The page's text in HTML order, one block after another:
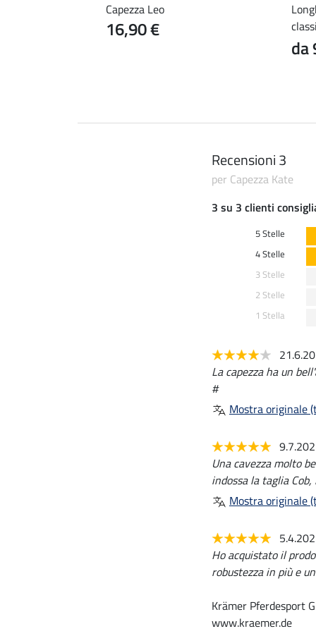
Capezza Leo
16,90 €
da
Recensioni 3
per Capezza Kate
3 su 3 clienti
5 Stelle
4 Stelle
3 Stelle
2 Stelle
1 Stella
La capezza ha un
#
Mostra originale
Una cavezza molto
indossa la taglia
Mostra originale
Ho acquistato il
robustezza in più e
Krämer Pferdesport
www.kraemer.de